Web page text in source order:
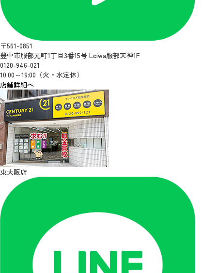
〒561-0851
豊中市服部元町1丁目3番15号 Leiwa服部天神1F
0120-946-021
10:00～19:00（火・水定休）
店舗詳細へ
東大阪店